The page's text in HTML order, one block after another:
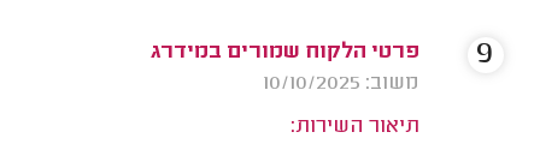
פרטי הלקוח שמורים במידרג
משוב: 10/10/2025
תיאור השירות:
9